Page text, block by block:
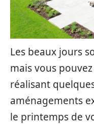
Les beaux jours
mais vous
réalisant
aménagements
le printemps de